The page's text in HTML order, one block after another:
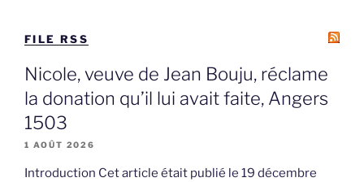
FILE RSS
Nicole, veuve de Jean Bouju, réclame
la donation qu’il lui avait faite, Angers
1503
1 AOÛT 2026
Introduction Cet article était publié le 19 décembre